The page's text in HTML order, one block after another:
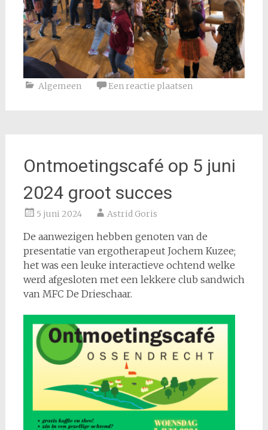
Algemeen Een reactie plaatsen
Ontmoetingscafé op 5 juni
2024 groot succes
5 juni 2024 Astrid Goris
De aanwezigen hebben genoten van de
presentatie van ergotherapeut Jochem Kuzee;
het was een leuke interactieve ochtend welke
werd afgesloten met een lekkere club sandwich
van MFC De Drieschaar.